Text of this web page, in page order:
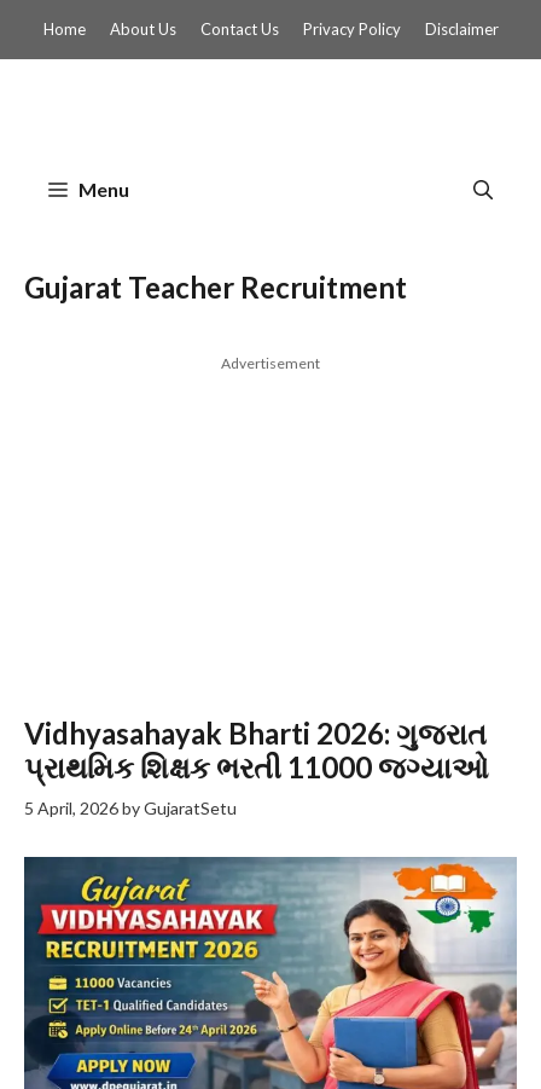
content
Home About Us Contact Us Privacy Policy Disclaimer
Menu
Gujarat Teacher Recruitment
Advertisement
Vidhyasahayak Bharti 2026: ગુજરાત
પ્રાથમિક શિક્ષક ભરતી 11000 જગ્યાઓ
5 April, 2026byGujaratSetu